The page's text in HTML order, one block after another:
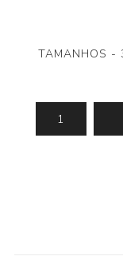
TAMANHOS